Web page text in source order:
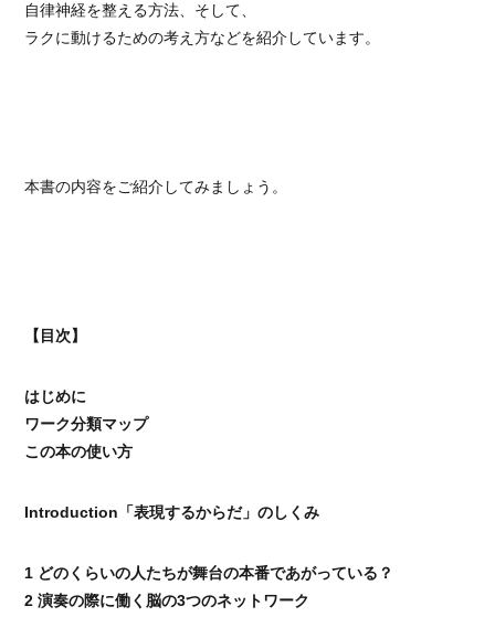
自律神経を整える方法、そして、
ラクに動けるための考え方などを紹介しています。
本書の内容をご紹介してみましょう。
【目次】
はじめに
ワーク分類マップ
この本の使い方
Introduction「表現するからだ」のしくみ
1 どのくらいの人たちが舞台の本番であがっている？
2 演奏の際に働く脳の3つのネットワーク